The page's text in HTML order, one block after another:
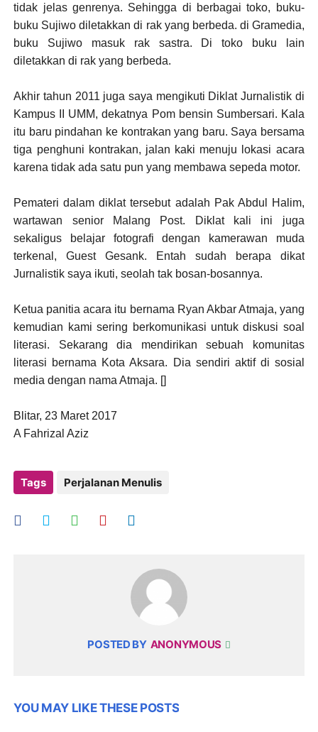
tidak jelas genrenya. Sehingga di berbagai toko, buku-
buku Sujiwo diletakkan di rak yang berbeda. di Gramedia,
buku Sujiwo masuk rak sastra. Di toko buku lain
diletakkan di rak yang berbeda.
Akhir tahun 2011 juga saya mengikuti Diklat Jurnalistik di
Kampus II UMM, dekatnya Pom bensin Sumbersari. Kala
itu baru pindahan ke kontrakan yang baru. Saya bersama
tiga penghuni kontrakan, jalan kaki menuju lokasi acara
karena tidak ada satu pun yang membawa sepeda motor.
Pemateri dalam diklat tersebut adalah Pak Abdul Halim,
wartawan senior Malang Post. Diklat kali ini juga
sekaligus belajar fotografi dengan kamerawan muda
terkenal, Guest Gesank. Entah sudah berapa dikat
Jurnalistik saya ikuti, seolah tak bosan-bosannya.
Ketua panitia acara itu bernama Ryan Akbar Atmaja, yang
kemudian kami sering berkomunikasi untuk diskusi soal
literasi. Sekarang dia mendirikan sebuah komunitas
literasi bernama Kota Aksara. Dia sendiri aktif di sosial
media dengan nama Atmaja. []
Blitar, 23 Maret 2017
A Fahrizal Aziz
Tags Perjalanan Menulis
POSTED BY ANONYMOUS
YOU MAY LIKE THESE POSTS